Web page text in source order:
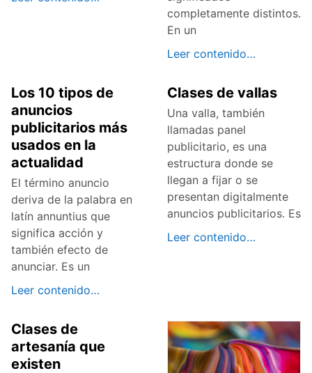
completamente distintos.
En un
Leer contenido…
Los 10 tipos de
anuncios
publicitarios más
usados en la
actualidad
El término anuncio
deriva de la palabra en
latín annuntius que
significa acción y
también efecto de
anunciar. Es un
Leer contenido…
Clases de vallas
Una valla, también
llamadas panel
publicitario, es una
estructura donde se
llegan a fijar o se
presentan digitalmente
anuncios publicitarios. Es
Leer contenido…
Clases de
artesanía que
existen